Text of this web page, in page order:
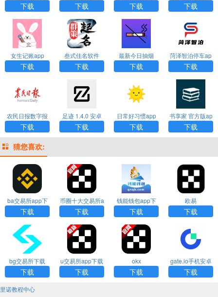
版
下载 下载 下载 下载
女生记账app
下载
叁式佳名软件
下载
最新今日抽烟
下载
菏泽智泊停车ap
p
下载
农民日报数字报
3.1.5 安卓版APP
下载
足迹 1.4.0 安卓
版APP
下载
日常好习惯app
下载
书享家 官方版ap
p
下载
猜您喜欢:
ba交易所app下
载
下载
币圈十大交易所a
pp下载
下载
钱能钱包app下
载安装
下载
欧易
下载
bg交易所下载
下载
u交易所app下载
下载
okx
下载
gate.io手机安卓
版下载
下载
里诺教程中心